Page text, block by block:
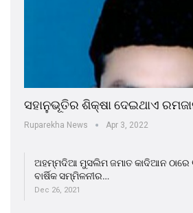
ସହାନୁଭୂତିର ଶିକ୍ଷା ଦେଇଥାଏ
Ruparekha News Apr 3, 2022
ଅହମ୍ମଦିଆ ମୁସଲିମ ଜମାତ କାଦିଆନ ଠାରେ
ବାର୍ଷିକ ସମ୍ମିଳନୀର…
Dec 26, 2021